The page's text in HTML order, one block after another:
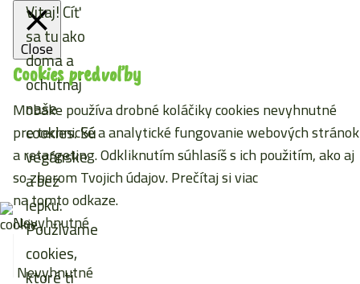
Vitaj! Cíť
sa tu ako
doma a
ochutnaj
naše
cookies. Sú
vegánske
a bez
lepku.
Používame
cookies,
ktoré ti
Close
Cookies predvoľby
Mobake používa drobné koláčiky cookies nevyhnutné
pre technické a analytické fungovanie webových stránok
a retargeting. Odkliknutím súhlasíš s ich použitím, ako aj
so zberom Tvojich údajov. Prečítaj si viac
na tomto odkaze.
Nevyhnutné
Nevyhnutné